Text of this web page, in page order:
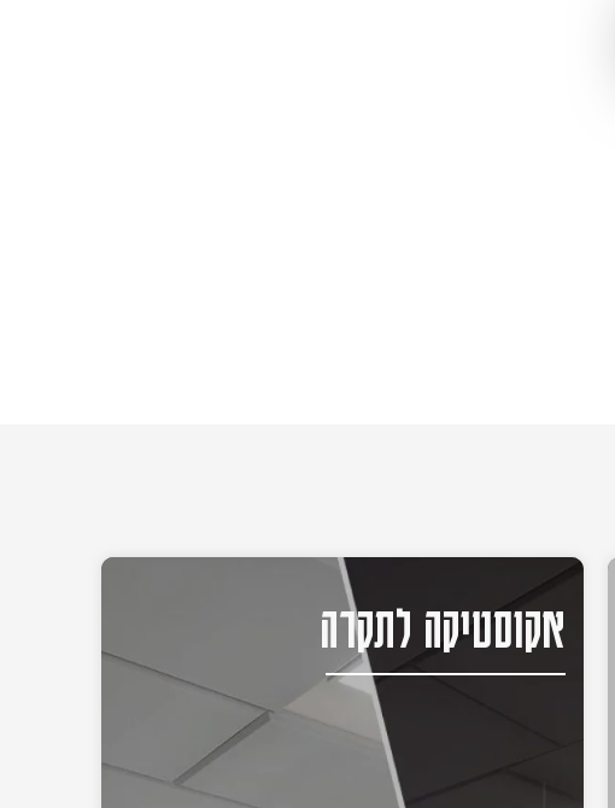
אקוסטיקה לתקרה